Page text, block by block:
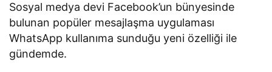
Sosyal medya devi Facebook’un bünyesinde
bulunan popüler mesajlaşma uygulaması
WhatsApp kullanıma sunduğu yeni özelliği ile
gündemde.